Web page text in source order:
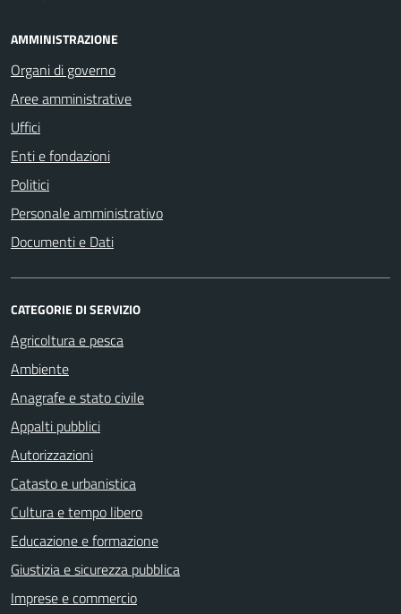
AMMINISTRAZIONE
Organi di governo
Aree amministrative
Uffici
Enti e fondazioni
Politici
Personale amministrativo
Documenti e Dati
CATEGORIE DI SERVIZIO
Agricoltura e pesca
Ambiente
Anagrafe e stato civile
Appalti pubblici
Autorizzazioni
Catasto e urbanistica
Cultura e tempo libero
Educazione e formazione
Giustizia e sicurezza pubblica
Imprese e commercio